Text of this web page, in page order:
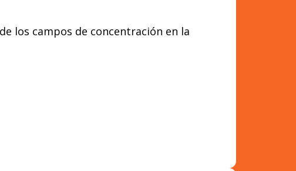
los campos de concentración en la